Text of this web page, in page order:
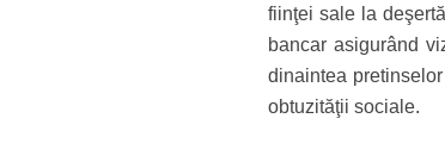
fiinţei sale la
bancar asigurând
dinaintea
obtuzităţii sociale.